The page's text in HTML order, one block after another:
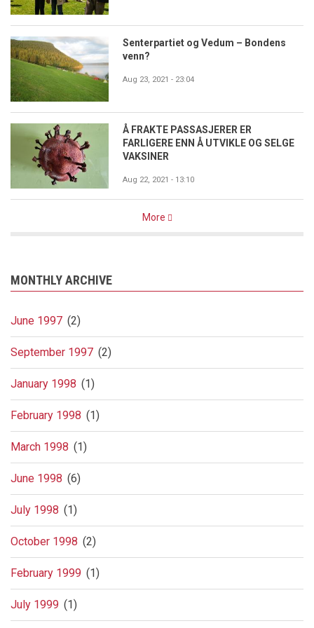
Senterpartiet og Vedum – Bondens
venn?
Aug 23, 2021 - 23:04
Å FRAKTE PASSASJERER ER
FARLIGERE ENN Å UTVIKLE OG SELGE
VAKSINER
Aug 22, 2021 - 13:10
More
MONTHLY ARCHIVE
June 1997 (2)
September 1997 (2)
January 1998 (1)
February 1998 (1)
March 1998 (1)
June 1998 (6)
July 1998 (1)
October 1998 (2)
February 1999 (1)
July 1999 (1)